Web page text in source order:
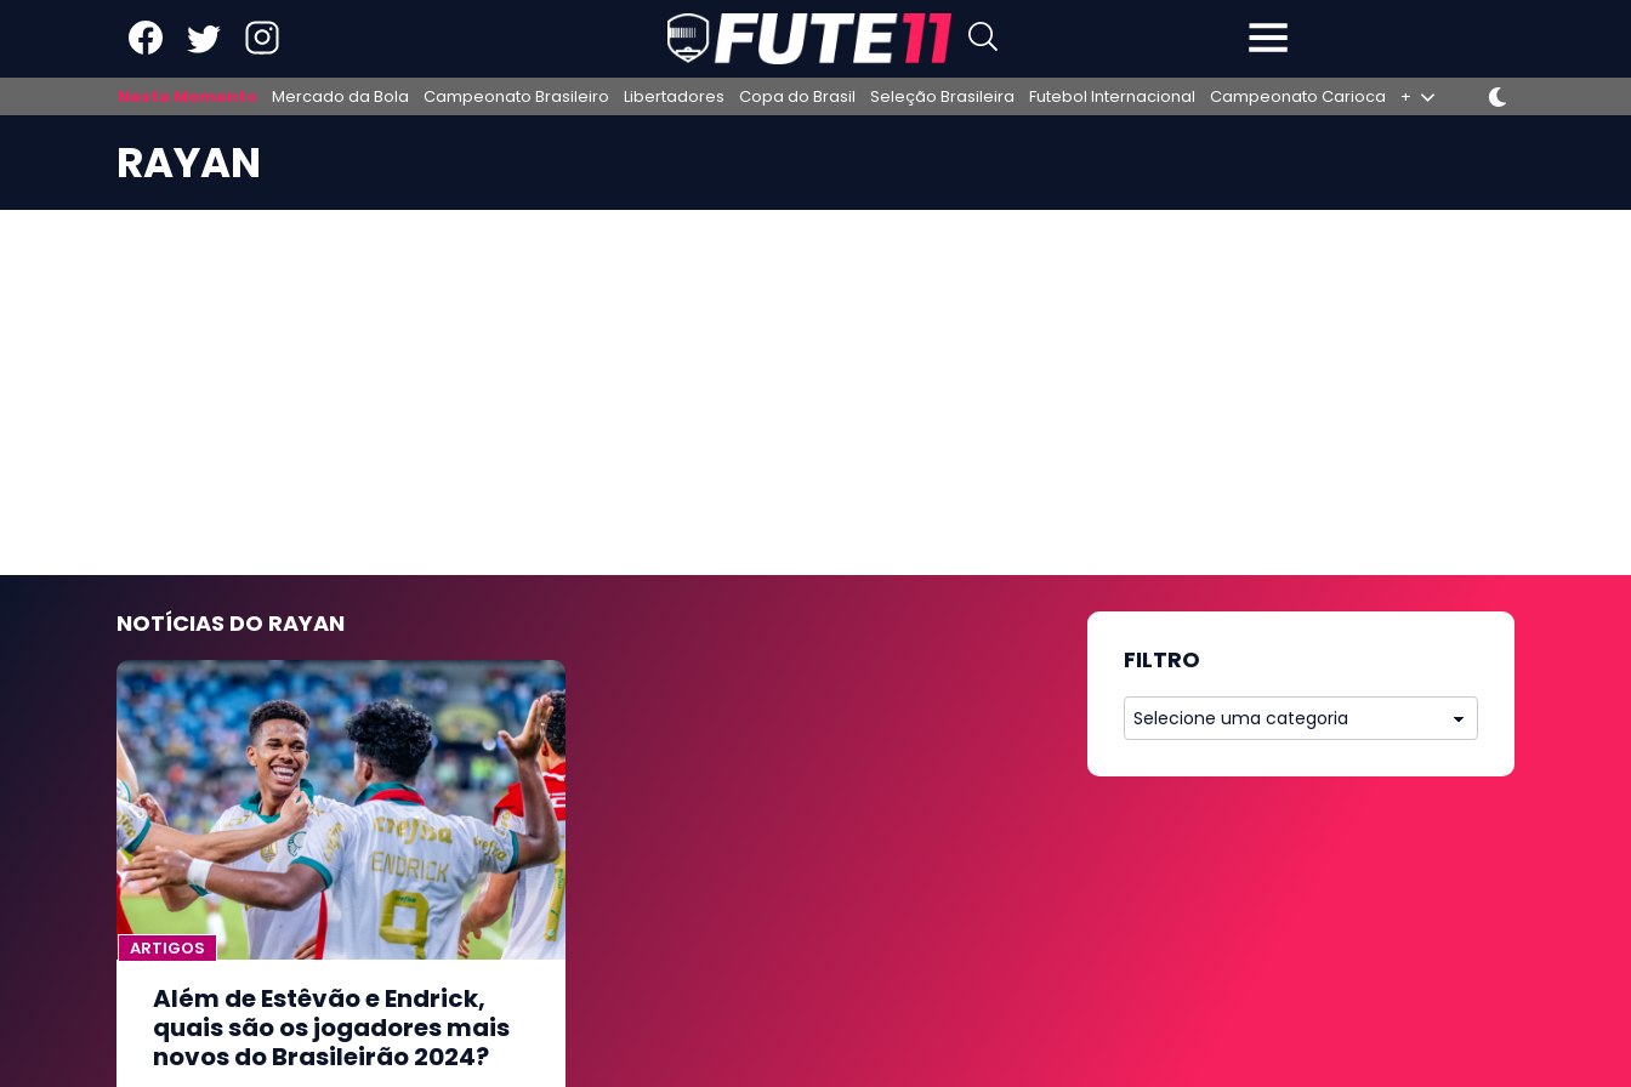
Neste Momento Mercado da Bola Campeonato Brasileiro Libertadores Copa do Brasil Seleção Brasileira Futebol Internacional Campeonato Carioca +
RAYAN
NOTÍCIAS DO RAYAN
ARTIGOS
Além de Estêvão e Endrick,
quais são os jogadores mais
novos do Brasileirão 2024?
FILTRO